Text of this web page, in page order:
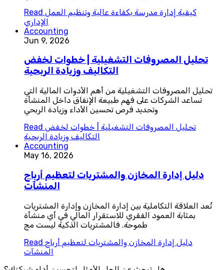
Read كيفية إدارة مدرسة بكفاءة عالية وتنظيم العمل
الإداري
Accounting
Jun 9, 2026
تحليل المصروفات التشغيلية | خطوات لخفض
التكاليف وزيادة الربحية
تحليل المصروفات التشغيلية من أهم الأدوات المالية التي
تساعد الشركات على فهم طبيعة الإنفاق داخل المنشأة
وتحديد فرص تحسين الأداء وزيادة الربحي
Read تحليل المصروفات التشغيلية | خطوات لخفض
التكاليف وزيادة الربحية
Accounting
May 16, 2026
دليل إدارة المخازن والمشتريات لتعظيم أرباح
المنشآت
تُعد العلاقة التكاملية بين إدارة المخازن وإدارة المشتريات
بمثابة العمود الفقري للاستقرار المالي في أي منشأة
طموحة. فالمشتريات الذكية ليست مج
Read دليل إدارة المخازن والمشتريات لتعظيم أرباح
المنشآت